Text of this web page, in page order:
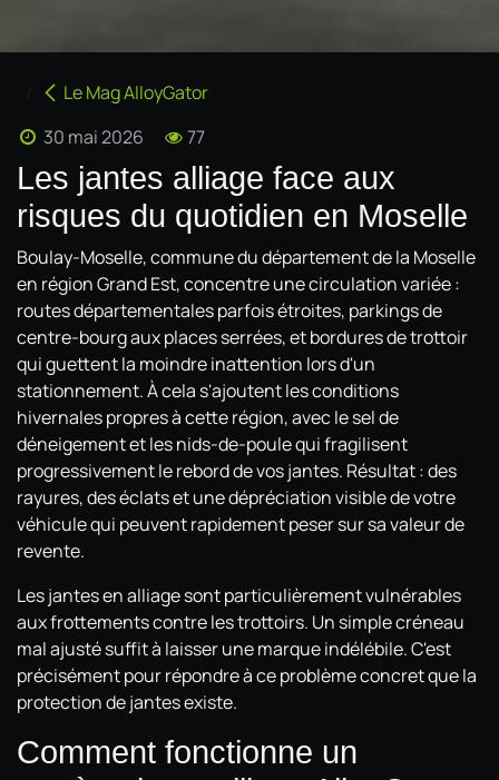
Le Mag AlloyGator
30 mai 2026
77
Les jantes alliage face aux
risques du quotidien en Moselle
Boulay-Moselle, commune du département de la Moselle
en région Grand Est, concentre une circulation variée :
routes départementales parfois étroites, parkings de
centre-bourg aux places serrées, et bordures de trottoir
qui guettent la moindre inattention lors d'un
stationnement. À cela s'ajoutent les conditions
hivernales propres à cette région, avec le sel de
déneigement et les nids-de-poule qui fragilisent
progressivement le rebord de vos jantes. Résultat : des
rayures, des éclats et une dépréciation visible de votre
véhicule qui peuvent rapidement peser sur sa valeur de
revente.
Les jantes en alliage sont particulièrement vulnérables
aux frottements contre les trottoirs. Un simple créneau
mal ajusté suffit à laisser une marque indélébile. C'est
précisément pour répondre à ce problème concret que la
protection de jantes existe.
Comment fonctionne un